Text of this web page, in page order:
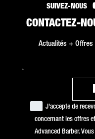
SUIVEZ-NOUS
CONTACTEZ-
Actualités + Offres
J'accepte de
concernant les offres
Advanced Barber.